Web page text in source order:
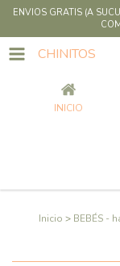
ENVIOS GRATIS (A
CHINITOS
INICIO
Inicio > BEBÉS -